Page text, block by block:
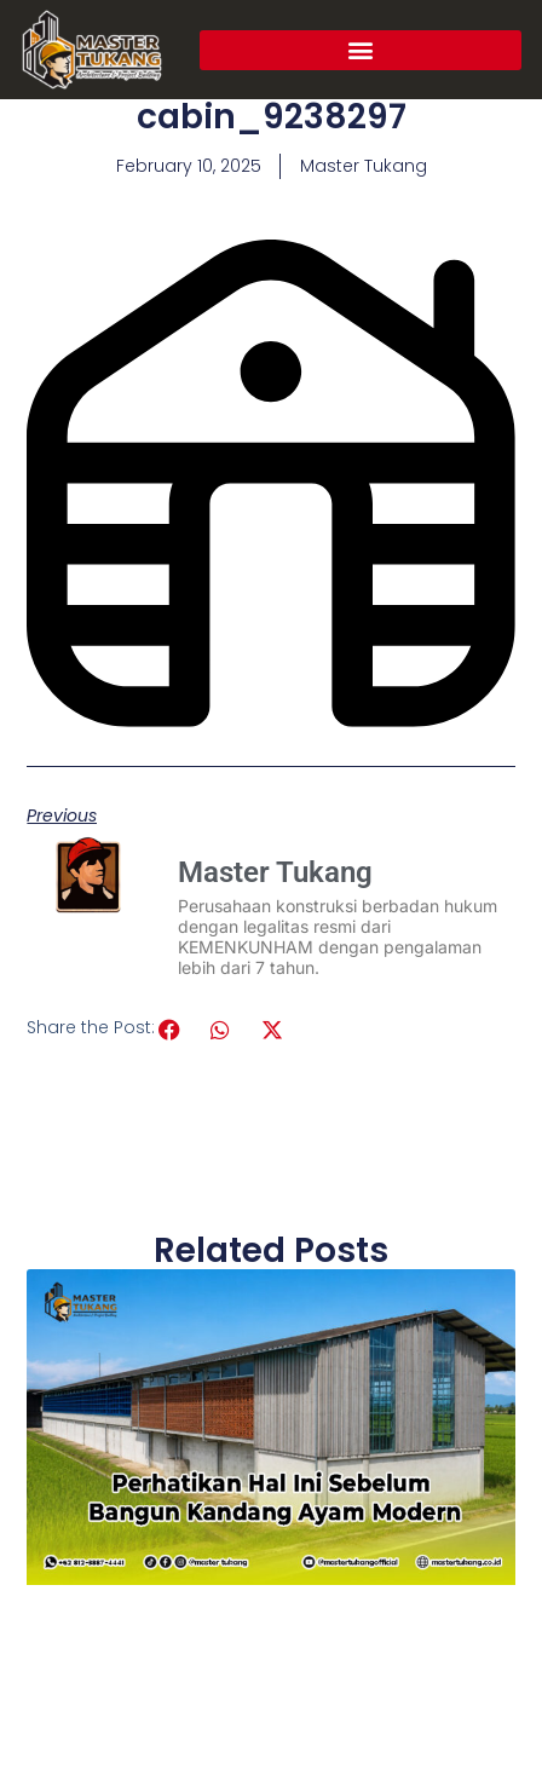
cabin_9238297
February 10, 2025 Master Tukang
Previous
Master Tukang
Perusahaan konstruksi berbadan hukum
dengan legalitas resmi dari
KEMENKUNHAM dengan pengalaman
lebih dari 7 tahun.
Share the Post:
Related Posts